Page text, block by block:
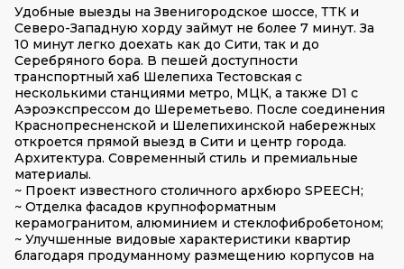
Удобные выезды на Звенигородское шоссе, ТТК и
Северо-Западную хорду займут не более 7 минут. За
10 минут легко доехать как до Сити, так и до
Серебряного бора. В пешей доступности
транспортный хаб Шелепиха Тестовская с
несколькими станциями метро, МЦК, а также D1 с
Аэроэкспрессом до Шереметьево. После соединения
Краснопресненской и Шелепихинской набережных
откроется прямой выезд в Сити и центр города.
Архитектура. Современный стиль и премиальные
материалы.
~ Проект известного столичного архбюро SPEECH;
~ Отделка фасадов крупноформатным
керамогранитом, алюминием и стеклофибробетоном;
~ Улучшенные видовые характеристики квартир
благодаря продуманному размещению корпусов на